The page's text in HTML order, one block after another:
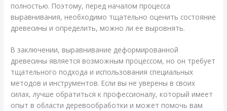
полностью. Поэтому, перед началом процесса
выравнивания, необходимо тщательно оценить состояние
древесины и определить, можно ли ее выровнять.
В заключении, выравнивание деформированной
древесины является возможным процессом, но он требует
тщательного подхода и использования специальных
методов и инструментов. Если вы не уверены в своих
силах, лучше обратиться к профессионалу, который имеет
опыт в области деревообработки и может помочь вам